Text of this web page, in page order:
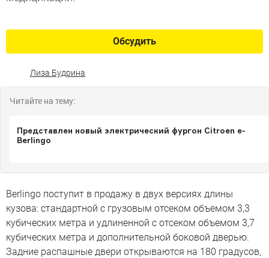
Обсудить
Лиза Будрина
Читайте на тему:
Представлен новый электрический фургон Citroen e-
Berlingo
Berlingo поступит в продажу в двух версиях длины
кузова: стандартной с грузовым отсеком объемом 3,3
кубических метра и удлиненной с отсеком объемом 3,7
кубических метра и дополнительной боковой дверью.
Задние распашные двери открываются на 180 градусов,